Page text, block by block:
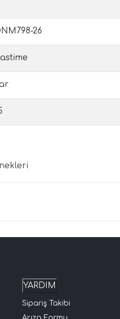
26
YARDIM
Sipariş Takibi